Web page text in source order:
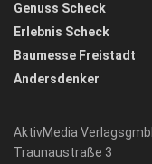
Genuss Scheck
Erlebnis Scheck
Baumesse Freistadt
Andersdenker
AktivMedia
Traunaustraße 3